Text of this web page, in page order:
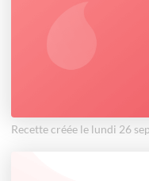
Recette créée le lundi 26